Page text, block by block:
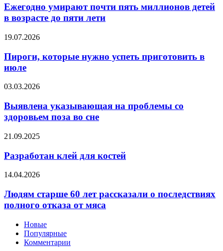
почти
миллионов
в
до
пяти
Ежегодно умирают почти пять миллионов детей
в возрасте до пяти лети
Пироги,
нужно
успеть
приготовить
июле
19.07.2026
Пироги, которые нужно успеть приготовить в
июле
Выявлена
на
проблемы
со
поза
сне
03.03.2026
Выявлена указывающая на проблемы со
здоровьем поза во сне
Разработан
для
костей
21.09.2025
Разработан клей для костей
Людям
60
лет
рассказали
последствиях
полного
отказа
14.04.2026
Людям старше 60 лет рассказали о последствиях
полного отказа от мяса
Новые
Популярные
Комментарии